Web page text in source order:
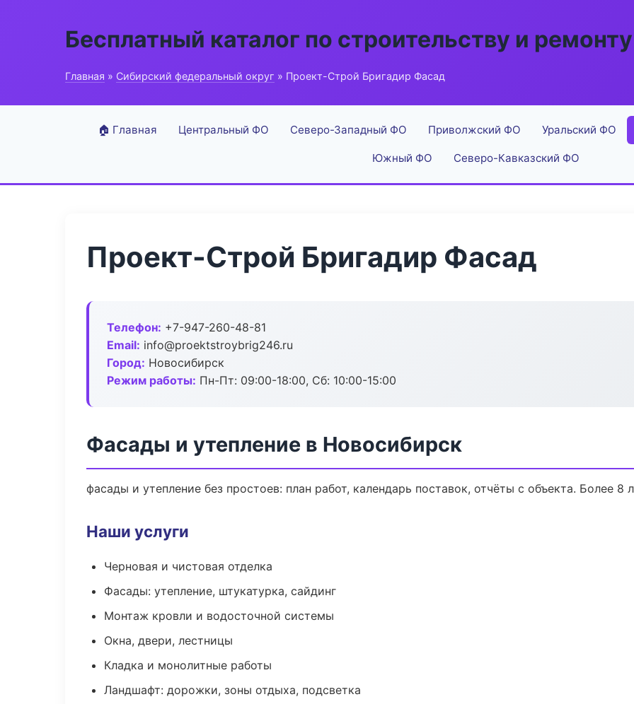
Бесплатный каталог по строительству и ремонту
Главная » Сибирский федеральный округ » Проект-Строй Бригадир Фасад
🏠 Главная Центральный ФО Северо-Западный ФО Приволжский ФО Уральский ФО
Южный ФО Северо-Кавказский ФО
Проект-Строй Бригадир Фасад
Телефон: +7-947-260-48-81
Email: info@proektstroybrig246.ru
Город: Новосибирск
Режим работы: Пн-Пт: 09:00-18:00, Сб: 10:00-15:00
Фасады и утепление в Новосибирск
фасады и утепление без простоев: план работ, календарь поставок, отчёты с объекта. Более 8
Наши услуги
Черновая и чистовая отделка
Фасады: утепление, штукатурка, сайдинг
Монтаж кровли и водосточной системы
Окна, двери, лестницы
Кладка и монолитные работы
Ландшафт: дорожки, зоны отдыха, подсветка